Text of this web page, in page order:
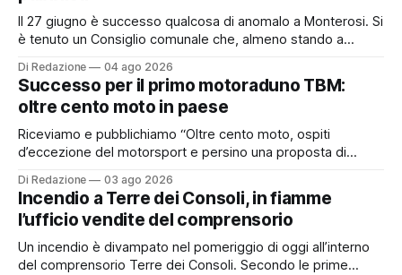
Il 27 giugno è successo qualcosa di anomalo a Monterosi. Si
è tenuto un Consiglio comunale che, almeno stando a
pubblicamente comunicato ai cittadini attraverso l’Albo
Pretorio. Un’anomalia che merita spiegazioni. Il Consiglio
comunale è, per sua natura, un’assemblea
Di Redazione 04 ago 2026
Successo per il primo motoraduno TBM:
oltre cento moto in paese
Riceviamo e pubblichiamo “Oltre cento moto, ospiti
d’eccezione del motorsport e persino una proposta di
organizzato da TBM a Monterosi, un evento che ha
superato le aspettative degli organizzatori richiamando
appassionati delle due ruote da tutto il Lazio e dalle regioni
limitrofe. Per
Di Redazione 03 ago 2026
Incendio a Terre dei Consoli, in fiamme
l’ufficio vendite del comprensorio
Un incendio è divampato nel pomeriggio di oggi all’interno
del comprensorio Terre dei Consoli. Secondo le prime